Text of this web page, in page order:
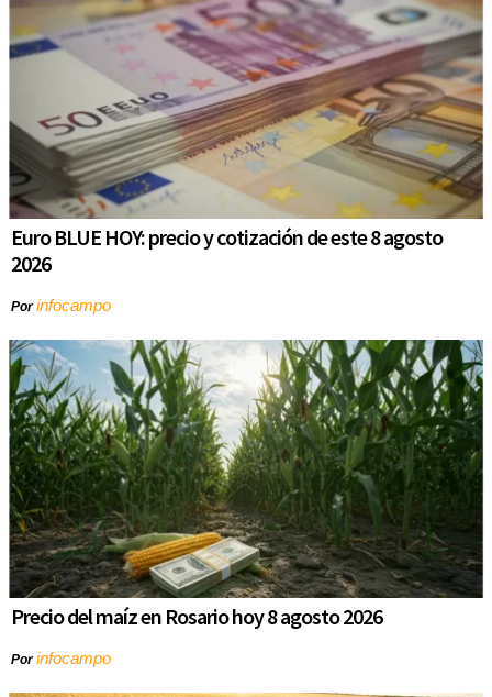
Euro BLUE HOY: precio y cotización de este 8 agosto
2026
Porinfocampo
Precio del maíz en Rosario hoy 8 agosto 2026
Porinfocampo